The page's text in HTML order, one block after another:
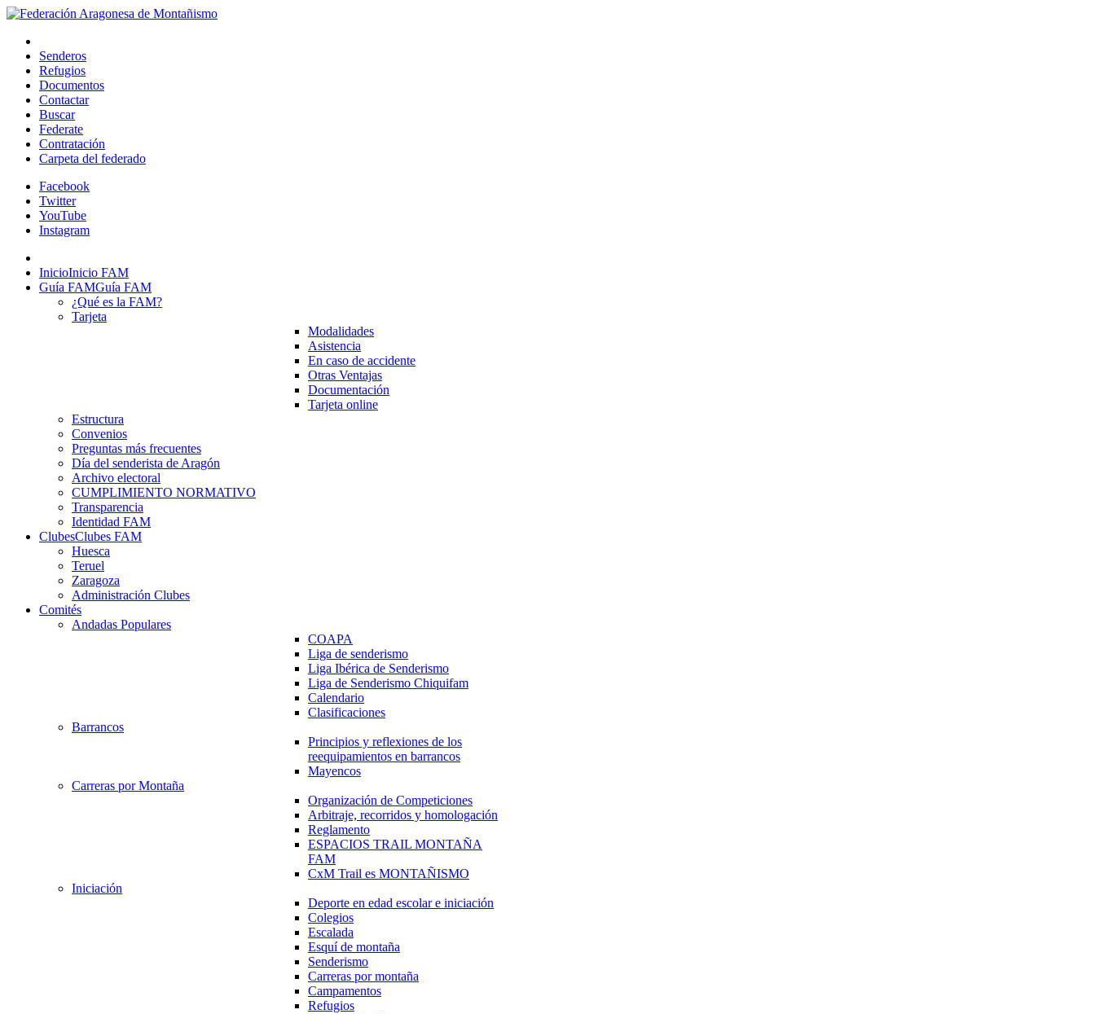
Senderos
Refugios
Documentos
Contactar
Buscar
Federate
Contratación
Carpeta del federado
Facebook
Twitter
YouTube
Instagram
InicioInicio FAM
Guía FAMGuía FAM
¿Qué es la FAM?
Tarjeta
Modalidades
Asistencia
En caso de accidente
Otras Ventajas
Documentación
Tarjeta online
Estructura
Convenios
Preguntas más frecuentes
Día del senderista de Aragón
Archivo electoral
CUMPLIMIENTO NORMATIVO
Transparencia
Identidad FAM
ClubesClubes FAM
Huesca
Teruel
Zaragoza
Administración Clubes
Comités
Andadas Populares
COAPA
Liga de senderismo
Liga Ibérica de Senderismo
Liga de Senderismo Chiquifam
Calendario
Clasificaciones
Barrancos
Principios y reflexiones de los
reequipamientos en barrancos
Mayencos
Carreras por Montaña
Organización de Competiciones
Arbitraje, recorridos y homologación
Reglamento
ESPACIOS TRAIL MONTAÑA
FAM
CxM Trail es MONTAÑISMO
Iniciación
Deporte en edad escolar e iniciación
Colegios
Escalada
Esquí de montaña
Senderismo
Carreras por montaña
Campamentos
Refugios